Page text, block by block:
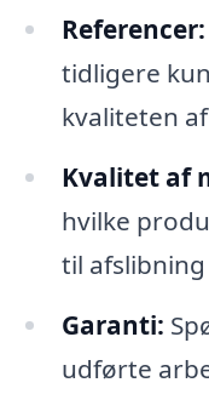
Referencer:
tidligere
kvaliteten
Kvalitet af
hvilke
til
Garanti:
udførte